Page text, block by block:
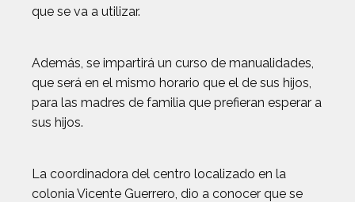
que se va a utilizar.
Además, se impartirá un curso de manualidades,
que será en el mismo horario que el de sus hijos,
para las madres de familia que prefieran esperar a
sus hijos.
La coordinadora del centro localizado en la
colonia Vicente Guerrero, dio a conocer que se